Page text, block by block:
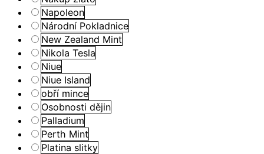
Napoleon
Národní Pokladnice
New Zealand Mint
Nikola Tesla
Niue
Niue Island
obří mince
Osobnosti dějin
Palladium
Perth Mint
Platina slitky